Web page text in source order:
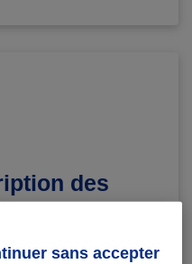
des
des ateliers
10 souhaités
sans accepter